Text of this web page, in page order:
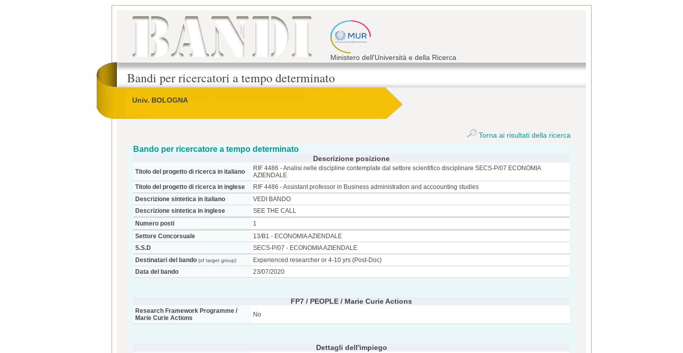
Ministero dell'Università e della Ricerca
Bandi per ricercatori a tempo determinato
Univ. BOLOGNA
Torna ai risultati della ricerca
Bando per ricercatore a tempo determinato
Descrizione posizione
Titolo del progetto di ricerca in italiano
RIF 4486 - Analisi nelle discipline contemplate dal settore scientifico disciplinare SECS-P/07 ECONOMIA
AZIENDALE
Titolo del progetto di ricerca in inglese
RIF 4486 - Assistant professor in Business administration and accoounting studies
Descrizione sintetica in italiano
VEDI BANDO
Descrizione sintetica in inglese
SEE THE CALL
Numero posti
1
Settore Concorsuale
13/B1 - ECONOMIA AZIENDALE
S.S.D
SECS-P/07 - ECONOMIA AZIENDALE
Destinatari del bando (of target group)
Experienced researcher or 4-10 yrs (Post-Doc)
Data del bando
23/07/2020
FP7 / PEOPLE / Marie Curie Actions
Research Framework Programme /
Marie Curie Actions
No
Dettagli dell'impiego